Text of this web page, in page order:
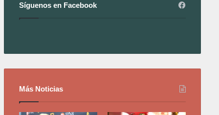
Síguenos en Facebook
Más Noticias